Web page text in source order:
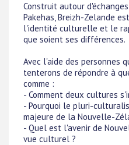
Construit autour
Pakehas, Breizh-Zelande
l'identité culturelle et le
que soient ses différences.
Avec l'aide des personnes
tenterons de répondre à
comme :
- Comment deux cultures
- Pourquoi le pluri-
majeure de la Nouvelle-
- Quel est l'avenir de
vue culturel ?